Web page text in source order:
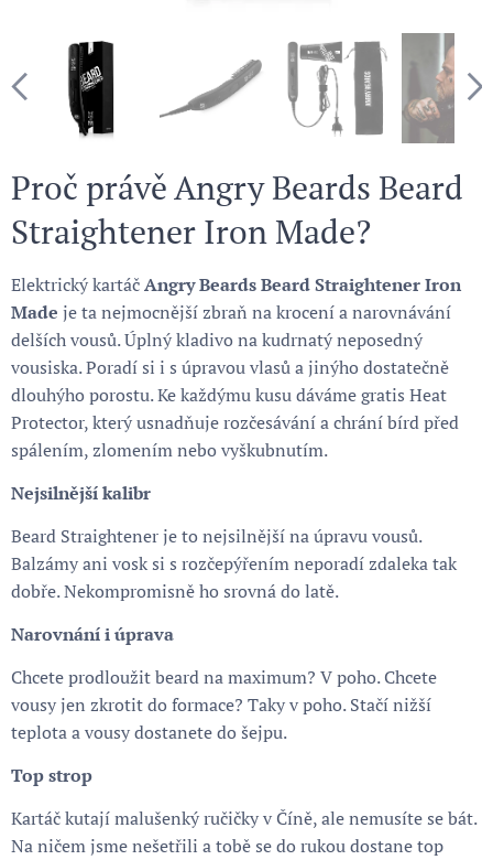
Proč právě Angry Beards Beard
Straightener Iron Made?
Elektrický kartáčAngry Beards Beard Straightener Iron
Made je ta nejmocnější zbraň na krocení a narovnávání
delších vousů. Úplný kladivo na kudrnatý neposedný
vousiska. Poradí si i s úpravou vlasů a jinýho dostatečně
dlouhýho porostu. Ke každýmu kusu dáváme gratis Heat
Protector, který usnadňuje rozčesávání a chrání bírd před
spálením, zlomením nebo vyškubnutím.
Nejsilnější kalibr
Beard Straightener je to nejsilnější na úpravu vousů.
Balzámy ani vosk si s rozčepýřením neporadí zdaleka tak
dobře. Nekompromisně ho srovná do latě.
Narovnání i úprava
Chcete prodloužit beard na maximum? V poho. Chcete
vousy jen zkrotit do formace? Taky v poho. Stačí nižší
teplota a vousy dostanete do šejpu.
Top strop
Kartáč kutají malušenký ručičky v Číně, ale nemusíte se bát.
Na ničem jsme nešetřili a tobě se do rukou dostane top